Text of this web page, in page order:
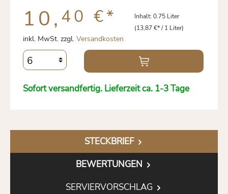
10, 40 €* Inhalt: 0.75 Liter
(13,87 €* / 1 Liter)
inkl. MwSt. zzgl. Versandkosten
Sofort versandfertig. Lieferzeit ca. 1-3 Tage
STECKBRIEF
BEWERTUNGEN
SERVIERVORSCHLAG